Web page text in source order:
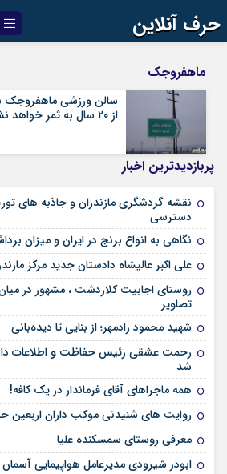
حرف آنلاین
آپارات
ماهفروجک
سالن ورزشی ماهفروجک
از ۲۰ سال به ثمر خواهد نشست
پربازدیدترین اخبار
دسترسی
نگاهی به انواع برنج در ایران و میزان
علی‌ اکبر عالیشاه دادستان جدید مرکز
روستای اجابیت کلاردشت ، مشهور در
تصاویر
شهید محمود رادمهر؛ از بنایی تا دیده‌بانی
رحمت عشقی رئیس حفاظت و اطلاعات
شد
همه ماجراهای آقای فرماندار در یک کافه!
روایت های شنیدنی موکب داران اربعین
معرفی روستای سمسکنده علیا
ابوذر شیرودی مدیرعامل هواپیمایی